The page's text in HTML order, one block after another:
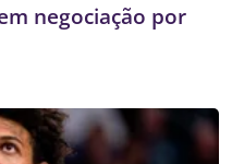
negociação por